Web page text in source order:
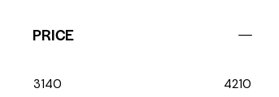
PRICE
3140 4210